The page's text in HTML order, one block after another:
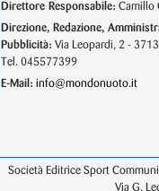
Direttore Responsabile: Camillo
Direzione, Redazione,
Pubblicità: Via Leopardi, 2 -
Tel. 045577399
E-Mail: info@mondonuoto.it
Società Editrice Sport
Via G.